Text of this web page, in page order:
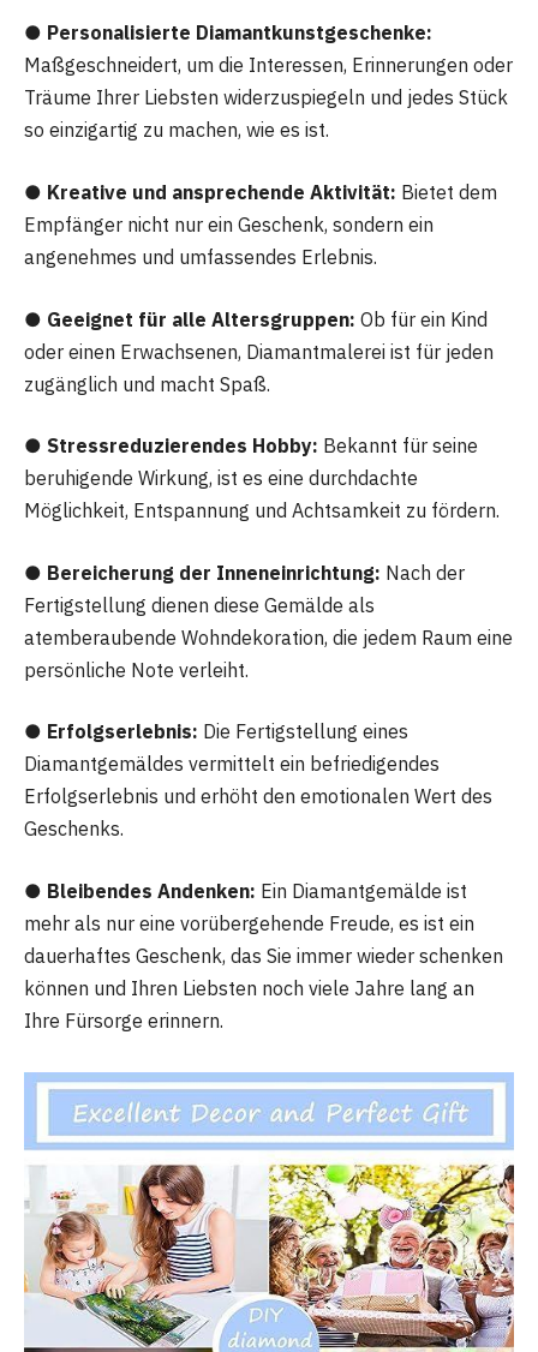
● Personalisierte Diamantkunstgeschenke:
Maßgeschneidert, um die Interessen, Erinnerungen oder
Träume Ihrer Liebsten widerzuspiegeln und jedes Stück
so einzigartig zu machen, wie es ist.
● Kreative und ansprechende Aktivität: Bietet dem
Empfänger nicht nur ein Geschenk, sondern ein
angenehmes und umfassendes Erlebnis.
● Geeignet für alle Altersgruppen: Ob für ein Kind
oder einen Erwachsenen, Diamantmalerei ist für jeden
zugänglich und macht Spaß.
● Stressreduzierendes Hobby: Bekannt für seine
beruhigende Wirkung, ist es eine durchdachte
Möglichkeit, Entspannung und Achtsamkeit zu fördern.
● Bereicherung der Inneneinrichtung: Nach der
Fertigstellung dienen diese Gemälde als
atemberaubende Wohndekoration, die jedem Raum eine
persönliche Note verleiht.
● Erfolgserlebnis: Die Fertigstellung eines
Diamantgemäldes vermittelt ein befriedigendes
Erfolgserlebnis und erhöht den emotionalen Wert des
Geschenks.
● Bleibendes Andenken: Ein Diamantgemälde ist
mehr als nur eine vorübergehende Freude, es ist ein
dauerhaftes Geschenk, das Sie immer wieder schenken
können und Ihren Liebsten noch viele Jahre lang an
Ihre Fürsorge erinnern.